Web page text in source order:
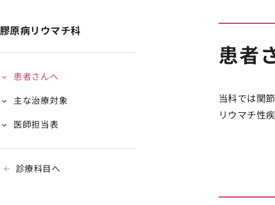
患者
当科では関
リウマチ性
膠原病リウマチ科
患者さんへ
主な治療対象
医師担当表
診療科目へ